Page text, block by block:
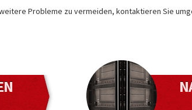
Probleme zu vermeiden, kontaktieren Sie